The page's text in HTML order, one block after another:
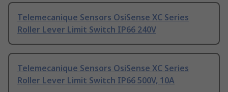
Telemecanique Sensors OsiSense XC Series
Roller Lever Limit Switch IP66 240V
Telemecanique Sensors OsiSense XC Series
Roller Lever Limit Switch IP66 500V, 10A